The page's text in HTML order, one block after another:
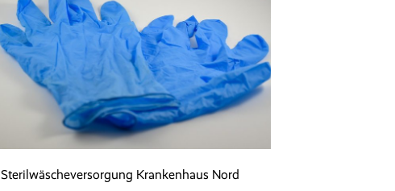
Sterilwäscheversorgung Krankenhaus Nord